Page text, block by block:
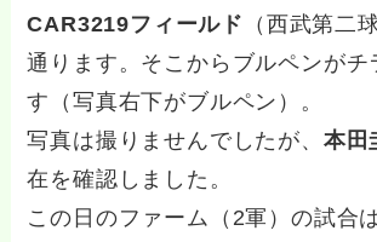
CAR3219フィールド
（西武第二
通ります。そこからブルペンがチ
す（写真右下がブルペン）。
写真は撮りませんでしたが、 本田
在を確認しました。
この日のファーム（2軍）の試合